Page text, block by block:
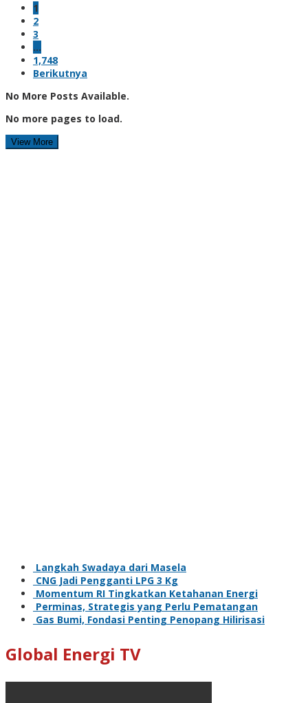
1
2
3
…
1,748
Berikutnya
No More Posts Available.
No more pages to load.
View More
Langkah Swadaya dari Masela
CNG Jadi Pengganti LPG 3 Kg
Momentum RI Tingkatkan Ketahanan Energi
Perminas, Strategis yang Perlu Pematangan
Gas Bumi, Fondasi Penting Penopang Hilirisasi
Global Energi TV